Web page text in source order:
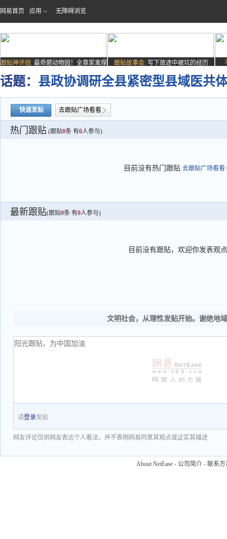
网易首页 应用 无障碍浏览
跟贴神评组: 最奇葩动物园！全靠家禽撑
场子
跟贴故事会: 写下旅途中被坑的经历
话题： 县政协调研全县紧密型县域医共
快速发贴 去跟贴广场看看
热门跟贴 (跟贴0条 有0人参与)
目前没有热门跟贴 去跟贴广场看看
最新跟贴(跟贴0条 有0人参与)
目前没有跟贴，欢迎你发表观点
文明社会，从理性发贴开始。谢绝地
请登录发贴
网友评论仅供网友表达个人看法，并不表明网易同意其观点或证实其描述
About NetEase - 公司简介 - 联系方